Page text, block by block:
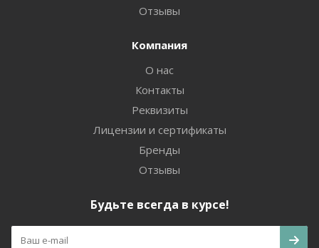
Отзывы
Компания
О нас
Контакты
Реквизиты
Лицензии и сертификаты
Бренды
Отзывы
Будьте всегда в курсе!